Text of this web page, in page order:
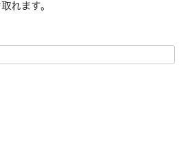
れます。